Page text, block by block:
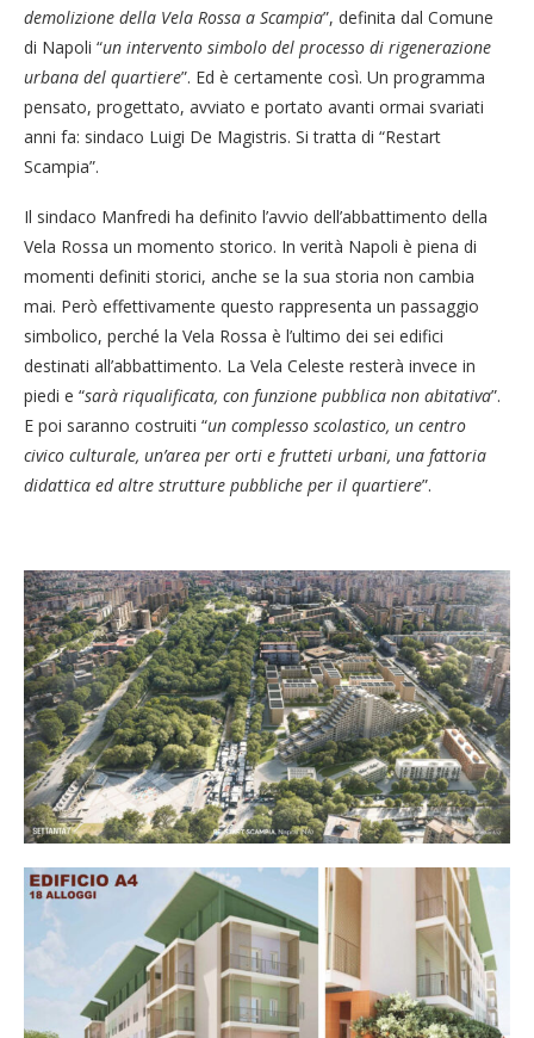
demolizione della Vela Rossa a Scampia”, definita dal Comune
di Napoli “un intervento simbolo del processo di rigenerazione
urbana del quartiere”. Ed è certamente così. Un programma
pensato, progettato, avviato e portato avanti ormai svariati
anni fa: sindaco Luigi De Magistris. Si tratta di “Restart
Scampia”.
Il sindaco Manfredi ha definito l’avvio dell’abbattimento della
Vela Rossa un momento storico. In verità Napoli è piena di
momenti definiti storici, anche se la sua storia non cambia
mai. Però effettivamente questo rappresenta un passaggio
simbolico, perché la Vela Rossa è l’ultimo dei sei edifici
destinati all’abbattimento. La Vela Celeste resterà invece in
piedi e “sarà riqualificata, con funzione pubblica non abitativa”.
E poi saranno costruiti “un complesso scolastico, un centro
civico culturale, un’area per orti e frutteti urbani, una fattoria
didattica ed altre strutture pubbliche per il quartiere”.